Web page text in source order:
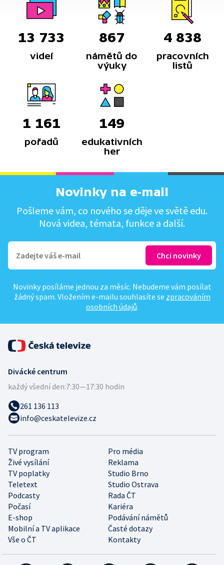
13 733
videí
867
námětů do
výuky
4 838
pracovních
listů
1 161
pořadů
149
edukativních
her
Novinky na e-mail
Pošleme vám, co nového se děje ve světě edu.
Nová videa, témata, funkce a další.
Novinky posíláme jednou za měsíc. Nebudeme vám posílat
žádný spam. Vložením e-mailu souhlasíte se zpracováním
osobních údajů.